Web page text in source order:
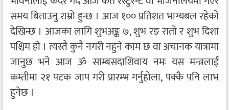
समय बिताउनु राम्रो हुन्छ । आज १०० प्रतिशत भाग्यबल रहेको
देखिन्छ । आजका लागि शुभअङ्क ७, शुभ रङ रातो र शुभ दिशा
पश्चिम हो । त्यस्तै कुनै नगरी नहुने काम छ वा अचानक यात्रामा
जानुछ भने आज ॐ साम्बसदाशिवाय नमः यस मन्त्रलाई
कम्तीमा २१ पटक जाप गरी प्रारम्भ गर्नुहोला, पक्कै पनि लाभ
हुनेछ ।